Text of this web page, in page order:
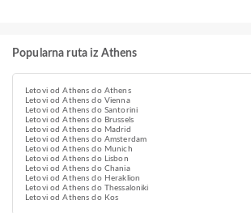
Popularna ruta iz Athens
Letovi od Athens do Athens
Letovi od Athens do Vienna
Letovi od Athens do Santorini
Letovi od Athens do Brussels
Letovi od Athens do Madrid
Letovi od Athens do Amsterdam
Letovi od Athens do Munich
Letovi od Athens do Lisbon
Letovi od Athens do Chania
Letovi od Athens do Heraklion
Letovi od Athens do Thessaloniki
Letovi od Athens do Kos